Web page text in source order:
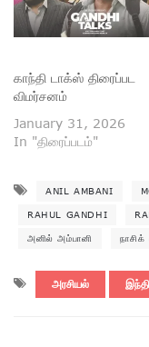
காந்தி டாக்ஸ் திரைப்பட
விமர்சனம்
January 31, 2026
In "திரைப்படம்"
ANIL AMBANI
RAHUL GANDHI
அனில் அம்பானி நாசிக்
அரசியல்